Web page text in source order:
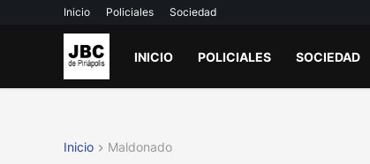
Inicio Policiales Sociedad
INICIO POLICIALES SOCIEDAD
Inicio Maldonado